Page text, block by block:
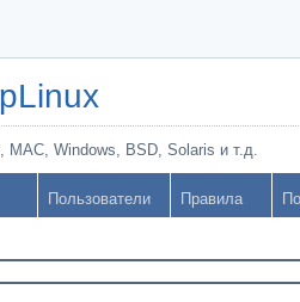
MAC, Windows, BSD, Solaris и т.д.
Пользователи Правила